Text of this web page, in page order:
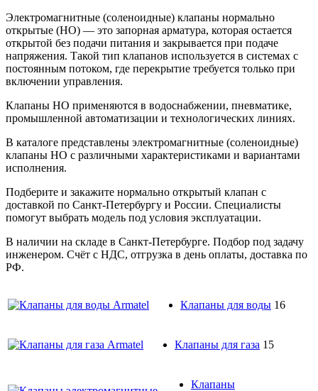
Электромагнитные (соленоидные) клапаны нормально
открытые (НО) — это запорная арматура, которая остается
открытой без подачи питания и закрывается при подаче
напряжения. Такой тип клапанов используется в системах с
постоянным потоком, где перекрытие требуется только при
включении управления.
Клапаны НО применяются в водоснабжении, пневматике,
промышленной автоматизации и технологических линиях.
В каталоге представлены электромагнитные (соленоидные)
клапаны НО с различными характеристиками и вариантами
исполнения.
Подберите и закажите нормально открытый клапан с
доставкой по Санкт-Петербургу и России. Специалисты
помогут выбрать модель под условия эксплуатации.
В наличии на складе в Санкт-Петербурге. Подбор под задачу
инженером. Счёт с НДС, отгрузка в день оплаты, доставка по
РФ.
Клапаны для воды 16
Клапаны для газа 15
Клапаны